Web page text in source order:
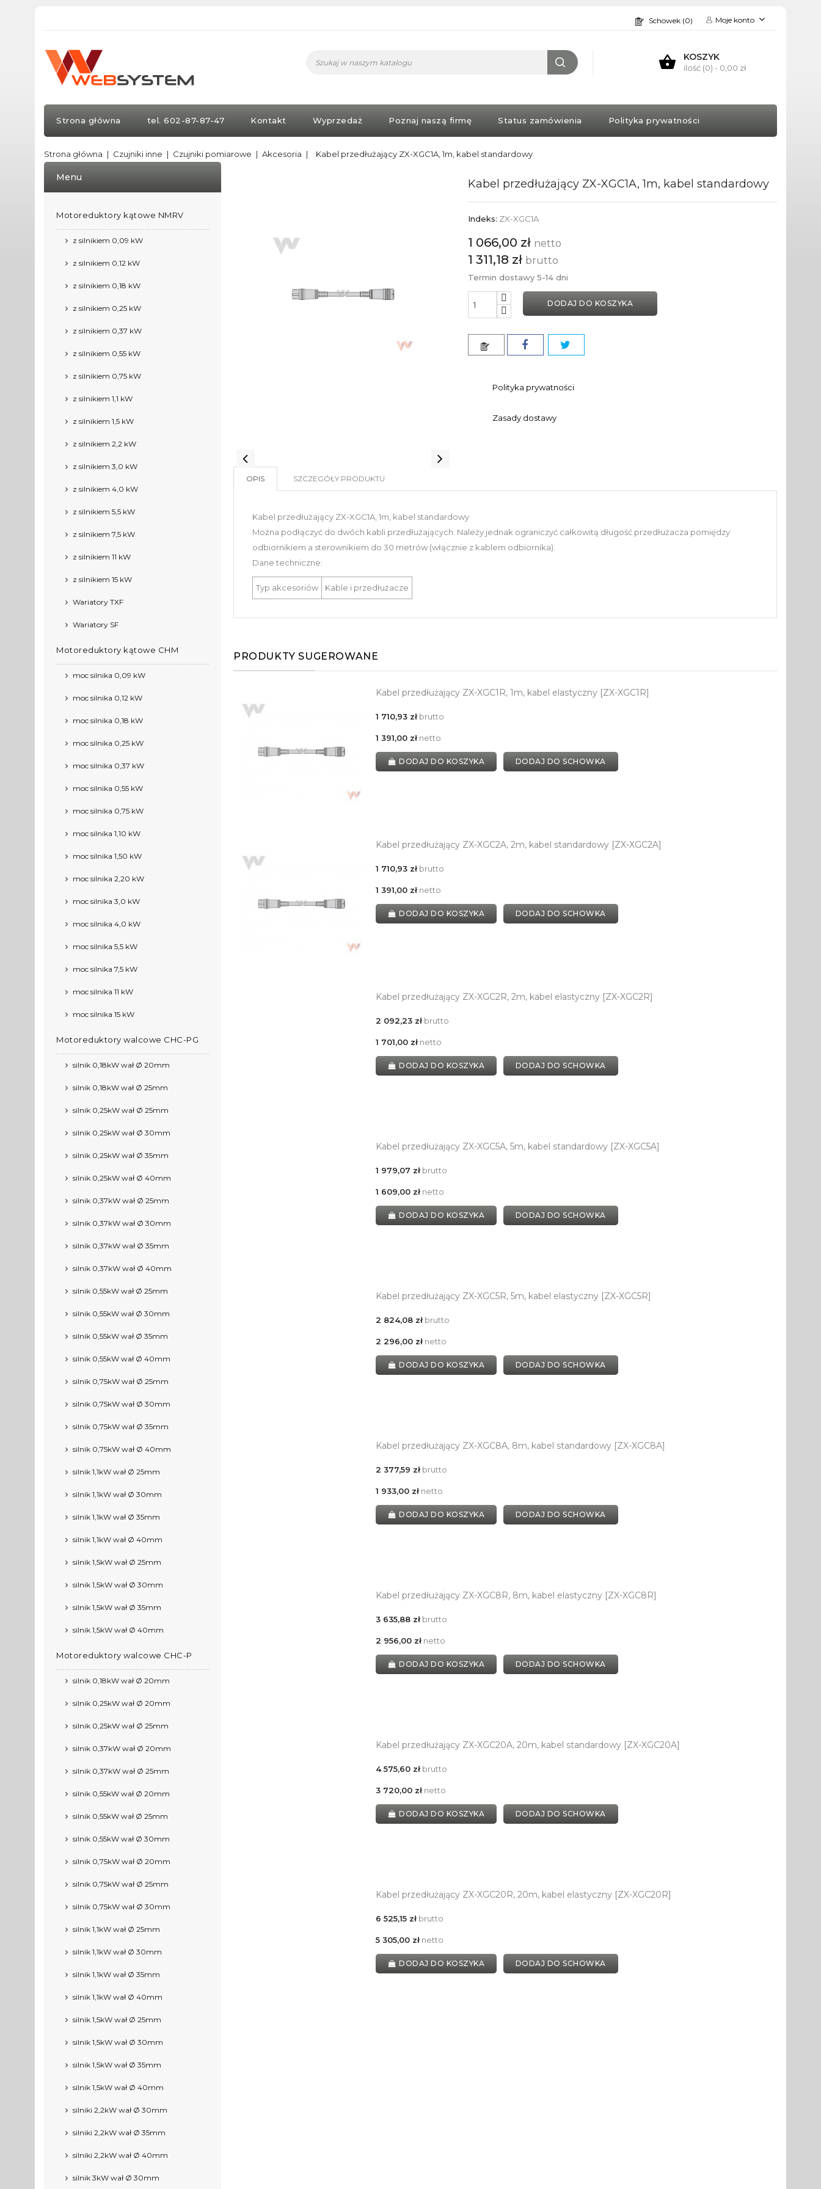
Schowek (0) Moje konto
KOSZYK
ilość (0) - 0,00 zł
Strona główna tel. 602-87-87-47 Kontakt Wyprzedaż Poznaj naszą firmę Status zamówienia Polityka prywatności
Strona główna Czujniki inne Czujniki pomiarowe Akcesoria Kabel przedłużający ZX-XGC1A, 1m, kabel standardowy
Menu
Motoreduktory kątowe NMRV
z silnikiem 0,09 kW
z silnikiem 0,12 kW
z silnikiem 0,18 kW
z silnikiem 0,25 kW
z silnikiem 0,37 kW
z silnikiem 0,55 kW
z silnikiem 0,75 kW
z silnikiem 1,1 kW
z silnikiem 1,5 kW
z silnikiem 2,2 kW
z silnikiem 3,0 kW
z silnikiem 4,0 kW
z silnikiem 5,5 kW
z silnikiem 7,5 kW
z silnikiem 11 kW
z silnikiem 15 kW
Wariatory TXF
Wariatory SF
Motoreduktory kątowe CHM
moc silnika 0,09 kW
moc silnika 0,12 kW
moc silnika 0,18 kW
moc silnika 0,25 kW
moc silnika 0,37 kW
moc silnika 0,55 kW
moc silnika 0,75 kW
moc silnika 1,10 kW
moc silnika 1,50 kW
moc silnika 2,20 kW
moc silnika 3,0 kW
moc silnika 4,0 kW
moc silnika 5,5 kW
moc silnika 7,5 kW
moc silnika 11 kW
moc silnika 15 kW
Motoreduktory walcowe CHC-PG
silnik 0,18kW wał Ø 20mm
silnik 0,18kW wał Ø 25mm
silnik 0,25kW wał Ø 25mm
silnik 0,25kW wał Ø 30mm
silnik 0,25kW wał Ø 35mm
silnik 0,25kW wał Ø 40mm
silnik 0,37kW wał Ø 25mm
silnik 0,37kW wał Ø 30mm
silnik 0,37kW wał Ø 35mm
silnik 0,37kW wał Ø 40mm
silnik 0,55kW wał Ø 25mm
silnik 0,55kW wał Ø 30mm
silnik 0,55kW wał Ø 35mm
silnik 0,55kW wał Ø 40mm
silnik 0,75kW wał Ø 25mm
silnik 0,75kW wał Ø 30mm
silnik 0,75kW wał Ø 35mm
silnik 0,75kW wał Ø 40mm
silnik 1,1kW wał Ø 25mm
silnik 1,1kW wał Ø 30mm
silnik 1,1kW wał Ø 35mm
silnik 1,1kW wał Ø 40mm
silnik 1,5kW wał Ø 25mm
silnik 1,5kW wał Ø 30mm
silnik 1,5kW wał Ø 35mm
silnik 1,5kW wał Ø 40mm
Motoreduktory walcowe CHC-P
silnik 0,18kW wał Ø 20mm
silnik 0,25kW wał Ø 20mm
silnik 0,25kW wał Ø 25mm
silnik 0,37kW wał Ø 20mm
silnik 0,37kW wał Ø 25mm
silnik 0,55kW wał Ø 20mm
silnik 0,55kW wał Ø 25mm
silnik 0,55kW wał Ø 30mm
silnik 0,75kW wał Ø 20mm
silnik 0,75kW wał Ø 25mm
silnik 0,75kW wał Ø 30mm
silnik 1,1kW wał Ø 25mm
silnik 1,1kW wał Ø 30mm
silnik 1,1kW wał Ø 35mm
silnik 1,1kW wał Ø 40mm
silnik 1,5kW wał Ø 25mm
silnik 1,5kW wał Ø 30mm
silnik 1,5kW wał Ø 35mm
silnik 1,5kW wał Ø 40mm
silniki 2,2kW wał Ø 30mm
silniki 2,2kW wał Ø 35mm
silniki 2,2kW wał Ø 40mm
silnik 3kW wał Ø 30mm
Kabel przedłużający ZX-XGC1A, 1m, kabel standardowy
Indeks: ZX-XGC1A
1 066,00 zł netto
1 311,18 zł brutto
Termin dostawy 5-14 dni
DODAJ DO KOSZYKA
Polityka prywatności
Zasady dostawy
OPIS SZCZEGÓŁY PRODUKTU
Kabel przedłużający ZX-XGC1A, 1m, kabel standardowy
Można podłączyć do dwóch kabli przedłużających. Należy jednak ograniczyć całkowitą długość przedłużacza pomiędzy
odbiornikiem a sterownikiem do 30 metrów (włącznie z kablem odbiornika).
Dane techniczne:
Typ akcesoriów Kable i przedłużacze
PRODUKTY SUGEROWANE
Kabel przedłużający ZX-XGC1R, 1m, kabel elastyczny [ZX-XGC1R]
1 710,93 złbrutto
1 391,00 złnetto
DODAJ DO KOSZYKA DODAJ DO SCHOWKA
Kabel przedłużający ZX-XGC2A, 2m, kabel standardowy [ZX-XGC2A]
1 710,93 złbrutto
1 391,00 złnetto
DODAJ DO KOSZYKA DODAJ DO SCHOWKA
Kabel przedłużający ZX-XGC2R, 2m, kabel elastyczny [ZX-XGC2R]
2 092,23 złbrutto
1 701,00 złnetto
DODAJ DO KOSZYKA DODAJ DO SCHOWKA
Kabel przedłużający ZX-XGC5A, 5m, kabel standardowy [ZX-XGC5A]
1 979,07 złbrutto
1 609,00 złnetto
DODAJ DO KOSZYKA DODAJ DO SCHOWKA
Kabel przedłużający ZX-XGC5R, 5m, kabel elastyczny [ZX-XGC5R]
2 824,08 złbrutto
2 296,00 złnetto
DODAJ DO KOSZYKA DODAJ DO SCHOWKA
Kabel przedłużający ZX-XGC8A, 8m, kabel standardowy [ZX-XGC8A]
2 377,59 złbrutto
1 933,00 złnetto
DODAJ DO KOSZYKA DODAJ DO SCHOWKA
Kabel przedłużający ZX-XGC8R, 8m, kabel elastyczny [ZX-XGC8R]
3 635,88 złbrutto
2 956,00 złnetto
DODAJ DO KOSZYKA DODAJ DO SCHOWKA
Kabel przedłużający ZX-XGC20A, 20m, kabel standardowy [ZX-XGC20A]
4 575,60 złbrutto
3 720,00 złnetto
DODAJ DO KOSZYKA DODAJ DO SCHOWKA
Kabel przedłużający ZX-XGC20R, 20m, kabel elastyczny [ZX-XGC20R]
6 525,15 złbrutto
5 305,00 złnetto
DODAJ DO KOSZYKA DODAJ DO SCHOWKA